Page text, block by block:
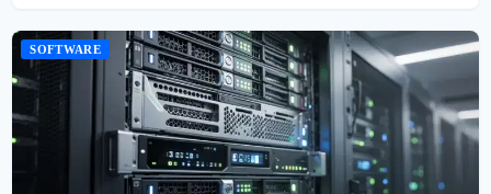
SOFTWARE